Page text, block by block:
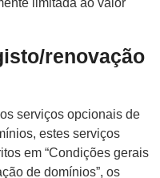
limitada ao valor
renovação
serviços opcionais de
estes serviços
em “Condições gerais
de domínios”, os